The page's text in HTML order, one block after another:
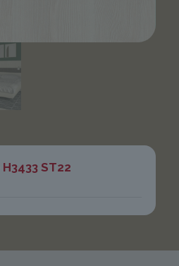
ST22